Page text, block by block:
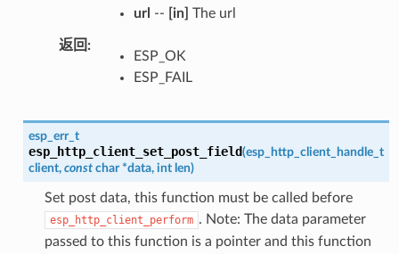
url -- [in] The url
返回
ESP_OK
ESP_FAIL
esp_err_t
esp_http_client_set_post_field(esp_http_client_handle_t
client, const char *data, int len)
Set post data, this function must be called before
esp_http_client_perform . Note: The data parameter
passed to this function is a pointer and this function